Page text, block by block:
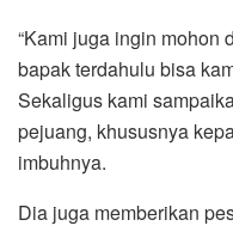
“Kami juga ingin mohon
bapak terdahulu bisa
Sekaligus kami
pejuang, khususnya
imbuhnya.
Dia juga memberikan